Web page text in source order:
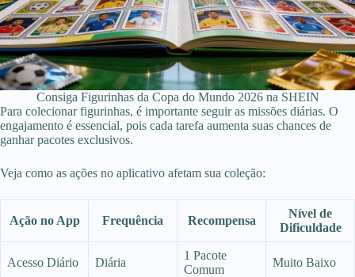
Consiga Figurinhas da Copa do Mundo 2026 na SHEIN
Para colecionar figurinhas, é importante seguir as missões diárias. O
engajamento é essencial, pois cada tarefa aumenta suas chances de
ganhar pacotes exclusivos.
Veja como as ações no aplicativo afetam sua coleção:
Ação no App Frequência Recompensa
Nível de
Dificuldade
Acesso Diário Diária
1 Pacote
Comum
Muito Baixo